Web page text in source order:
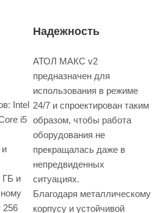
Intel
i5
и
ГБ и
256
Надежность
АТОЛ МАКС v2
предназначен для
использования в режиме
24/7 и спроектирован таким
образом, чтобы работа
оборудования не
прекращалась даже в
непредвиденных
ситуациях.
Благодаря металлическому
корпусу и устойчивой